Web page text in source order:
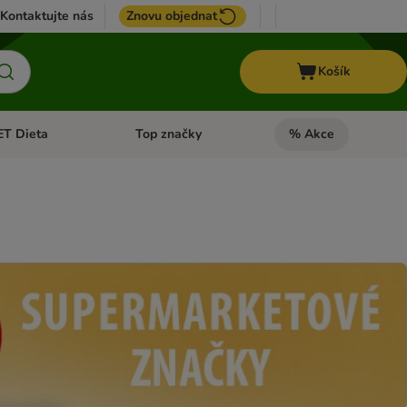
Kontaktujte nás Znovu objednat
Košík
menu: Koně
Dieta Otevřít menu: + VET Dieta
Top značky Otevřít menu: Top
% Akce